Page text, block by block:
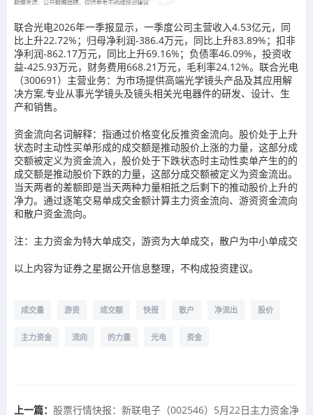
联合光电2026年一季报显示，一季度公司主营收入4.53亿元，同
比上升22.72%；归母净利润-386.4万元，同比上升83.89%；扣非
净利润-862.17万元，同比上升69.16%；负债率46.09%，投资收
益-425.93万元，财务费用668.21万元，毛利率24.12%。联合光电
（300691）主营业务：为市场提供高端光学镜头产品及其应用解
决方案,专业从事光学镜头及镜头相关光电器件的研发、设计、生
产和销售。
资金流向名词解释：指通过价格变化反推资金流向。股价处于上升
状态时主动性买单形成的成交额是推动股价上涨的力量，这部分成
交额被定义为资金流入，股价处于下跌状态时主动性卖单产生的的
成交额是推动股价下跌的力量，这部分成交额被定义为资金流出。
当天两者的差额即是当天两种力量相抵之后剩下的推动股价上升的
净力。通过逐笔交易单成交金额计算主力资金流向、游资资金流向
和散户资金流向。
注：主力资金为特大单成交，游资为大单成交，散户为中小单成交
以上内容为证券之星据公开信息整理，不构成投资建议。
成交量 游资 成交额 快报 散户 净流出 股价
主力资金 流向 的力量 光电 资金
上一篇： 股票行情快报：新联电子（002546）5月22日主力资金净